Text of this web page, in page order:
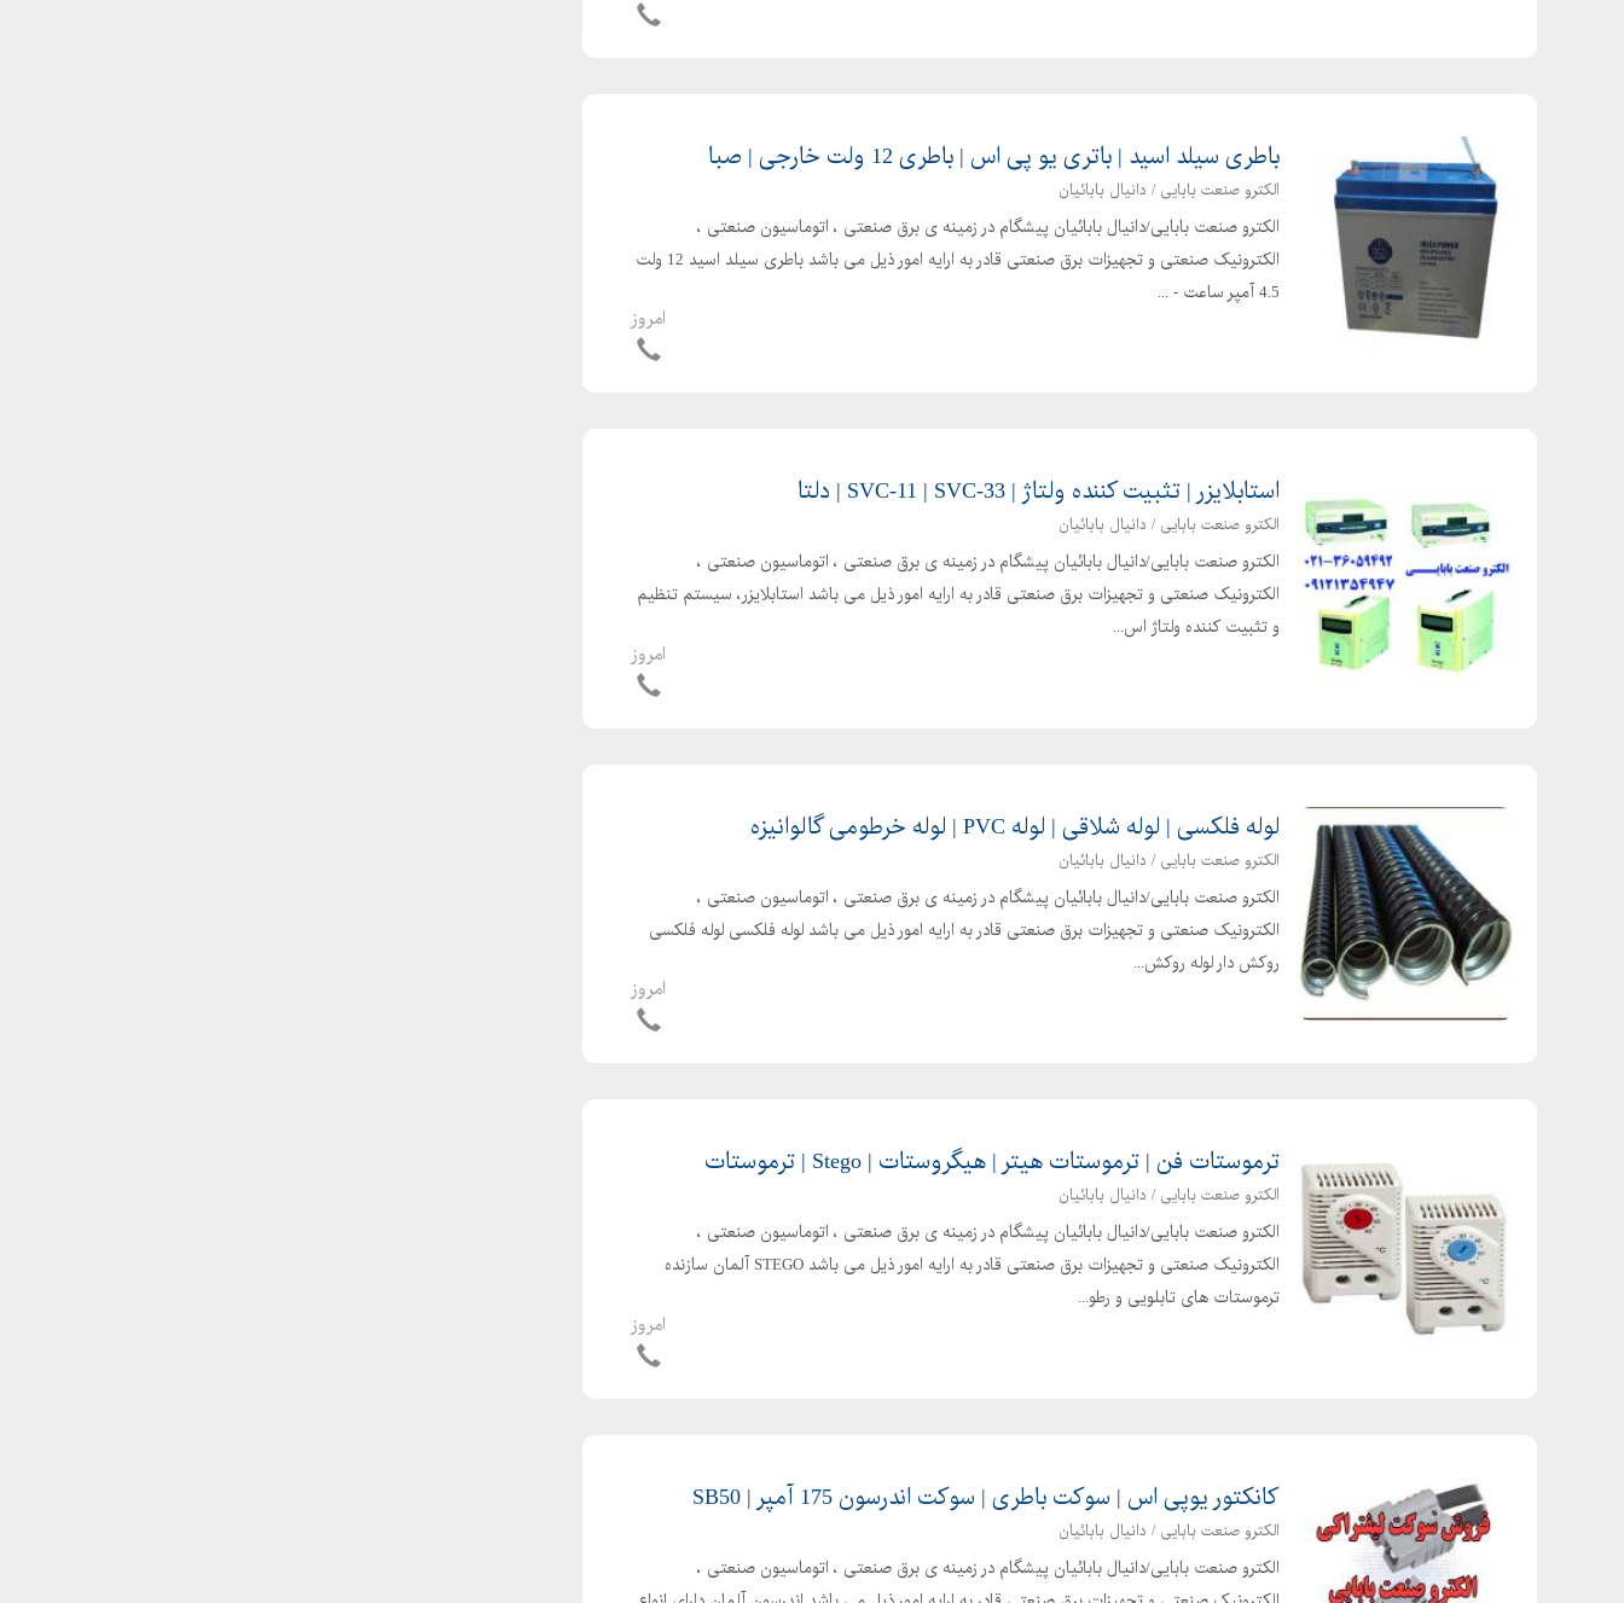
باطری سیلد اسید | باتری یو پی اس | باطری 12 ولت خارجی | صبا
الکترو صنعت بابایی / دانیال بابائیان
الکترو صنعت بابایی/دانیال بابائیان پیشگام در زمینه ی برق صنعتی ، اتوماسیون صنعتی ،
الکترونیک صنعتی و تجهیزات برق صنعتی قادر به ارایه امور ذیل می باشد باطری سیلد اسید 12 ولت
4.5 آمپر ساعت - ...
امروز
استابلایزر | تثبیت کننده ولتاژ | SVC-11 | SVC-33 | دلتا
الکترو صنعت بابایی / دانیال بابائیان
الکترو صنعت بابایی/دانیال بابائیان پیشگام در زمینه ی برق صنعتی ، اتوماسیون صنعتی ،
الکترونیک صنعتی و تجهیزات برق صنعتی قادر به ارایه امور ذیل می باشد استابلایزر، سیستم تنظیم
و تثبیت کننده ولتاژ اس...
امروز
لوله فلکسی | لوله شلاقی | لوله PVC | لوله خرطومی گالوانیزه
الکترو صنعت بابایی / دانیال بابائیان
الکترو صنعت بابایی/دانیال بابائیان پیشگام در زمینه ی برق صنعتی ، اتوماسیون صنعتی ،
الکترونیک صنعتی و تجهیزات برق صنعتی قادر به ارایه امور ذیل می باشد لوله فلکسی لوله فلکسی
روکش دار لوله روکش...
امروز
ترموستات فن | ترموستات هیتر | هیگروستات | Stego | ترموستات
الکترو صنعت بابایی / دانیال بابائیان
الکترو صنعت بابایی/دانیال بابائیان پیشگام در زمینه ی برق صنعتی ، اتوماسیون صنعتی ،
الکترونیک صنعتی و تجهیزات برق صنعتی قادر به ارایه امور ذیل می باشد STEGO آلمان سازنده
ترموستات های تابلویی و رطو...
امروز
کانکتور یوپی اس | سوکت باطری | سوکت اندرسون 175 آمپر | SB50
الکترو صنعت بابایی / دانیال بابائیان
الکترو صنعت بابایی/دانیال بابائیان پیشگام در زمینه ی برق صنعتی ، اتوماسیون صنعتی ،